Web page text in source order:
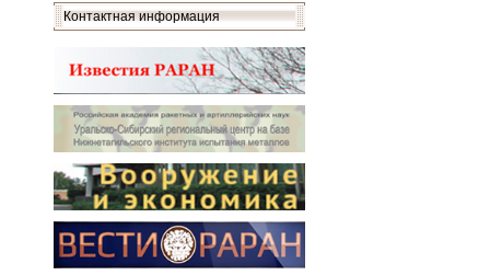
Контактная информация